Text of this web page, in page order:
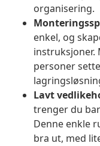
organisering.
enkel, og
instruksjoner.
personer
Lavt
trenger du
Denne enkle
bra ut, med